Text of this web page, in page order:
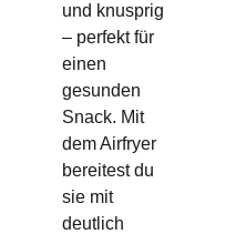
und knusprig
– perfekt für
einen
gesunden
Snack. Mit
dem Airfryer
bereitest du
sie mit
deutlich